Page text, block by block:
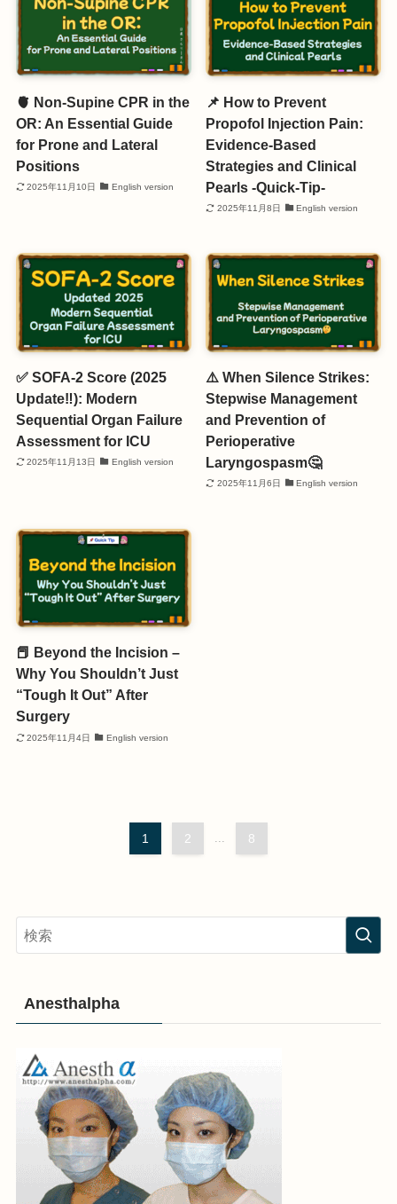
🫀 Non-Supine CPR in the
OR: An Essential Guide
for Prone and Lateral
Positions
2025年11月10日 English version
📌 How to Prevent
Propofol Injection Pain:
Evidence-Based
Strategies and Clinical
Pearls -Quick-Tip-
2025年11月8日 English version
✅ SOFA-2 Score (2025
Update‼️): Modern
Sequential Organ Failure
Assessment for ICU
2025年11月13日 English version
⚠️ When Silence Strikes:
Stepwise Management
and Prevention of
Perioperative
Laryngospasm🤔
2025年11月6日 English version
📕 Beyond the Incision –
Why You Shouldn’t Just
“Tough It Out” After
Surgery
2025年11月4日 English version
1 2 8
Anesthalpha